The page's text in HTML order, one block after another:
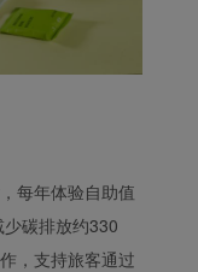
每年体验自助值
碳排放约330
，支持旅客通过